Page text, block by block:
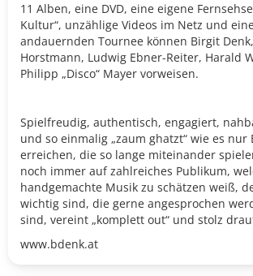
11 Alben, eine DVD, eine eigene
Kultur“, unzählige Videos im Netz und
andauernden Tournee können Birgit
Horstmann, Ludwig Ebner-Reiter, Harald
Philipp „Disco“ Mayer vorweisen.
Spielfreudig, authentisch, engagiert,
und so einmalig „zaum ghatzt“ wie es nur
erreichen, die so lange miteinander
noch immer auf zahlreiches Publikum,
handgemachte Musik zu schätzen weiß,
wichtig sind, die gerne angesprochen
sind, vereint „komplett out“ und stolz
www.bdenk.at